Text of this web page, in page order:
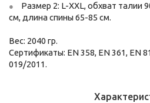
Размер 2: L-XXL, обхват талии
см, длина спины 65-85 см.
Вес: 2040 гр.
Сертификаты: EN 358, EN 361, EN
019/2011.